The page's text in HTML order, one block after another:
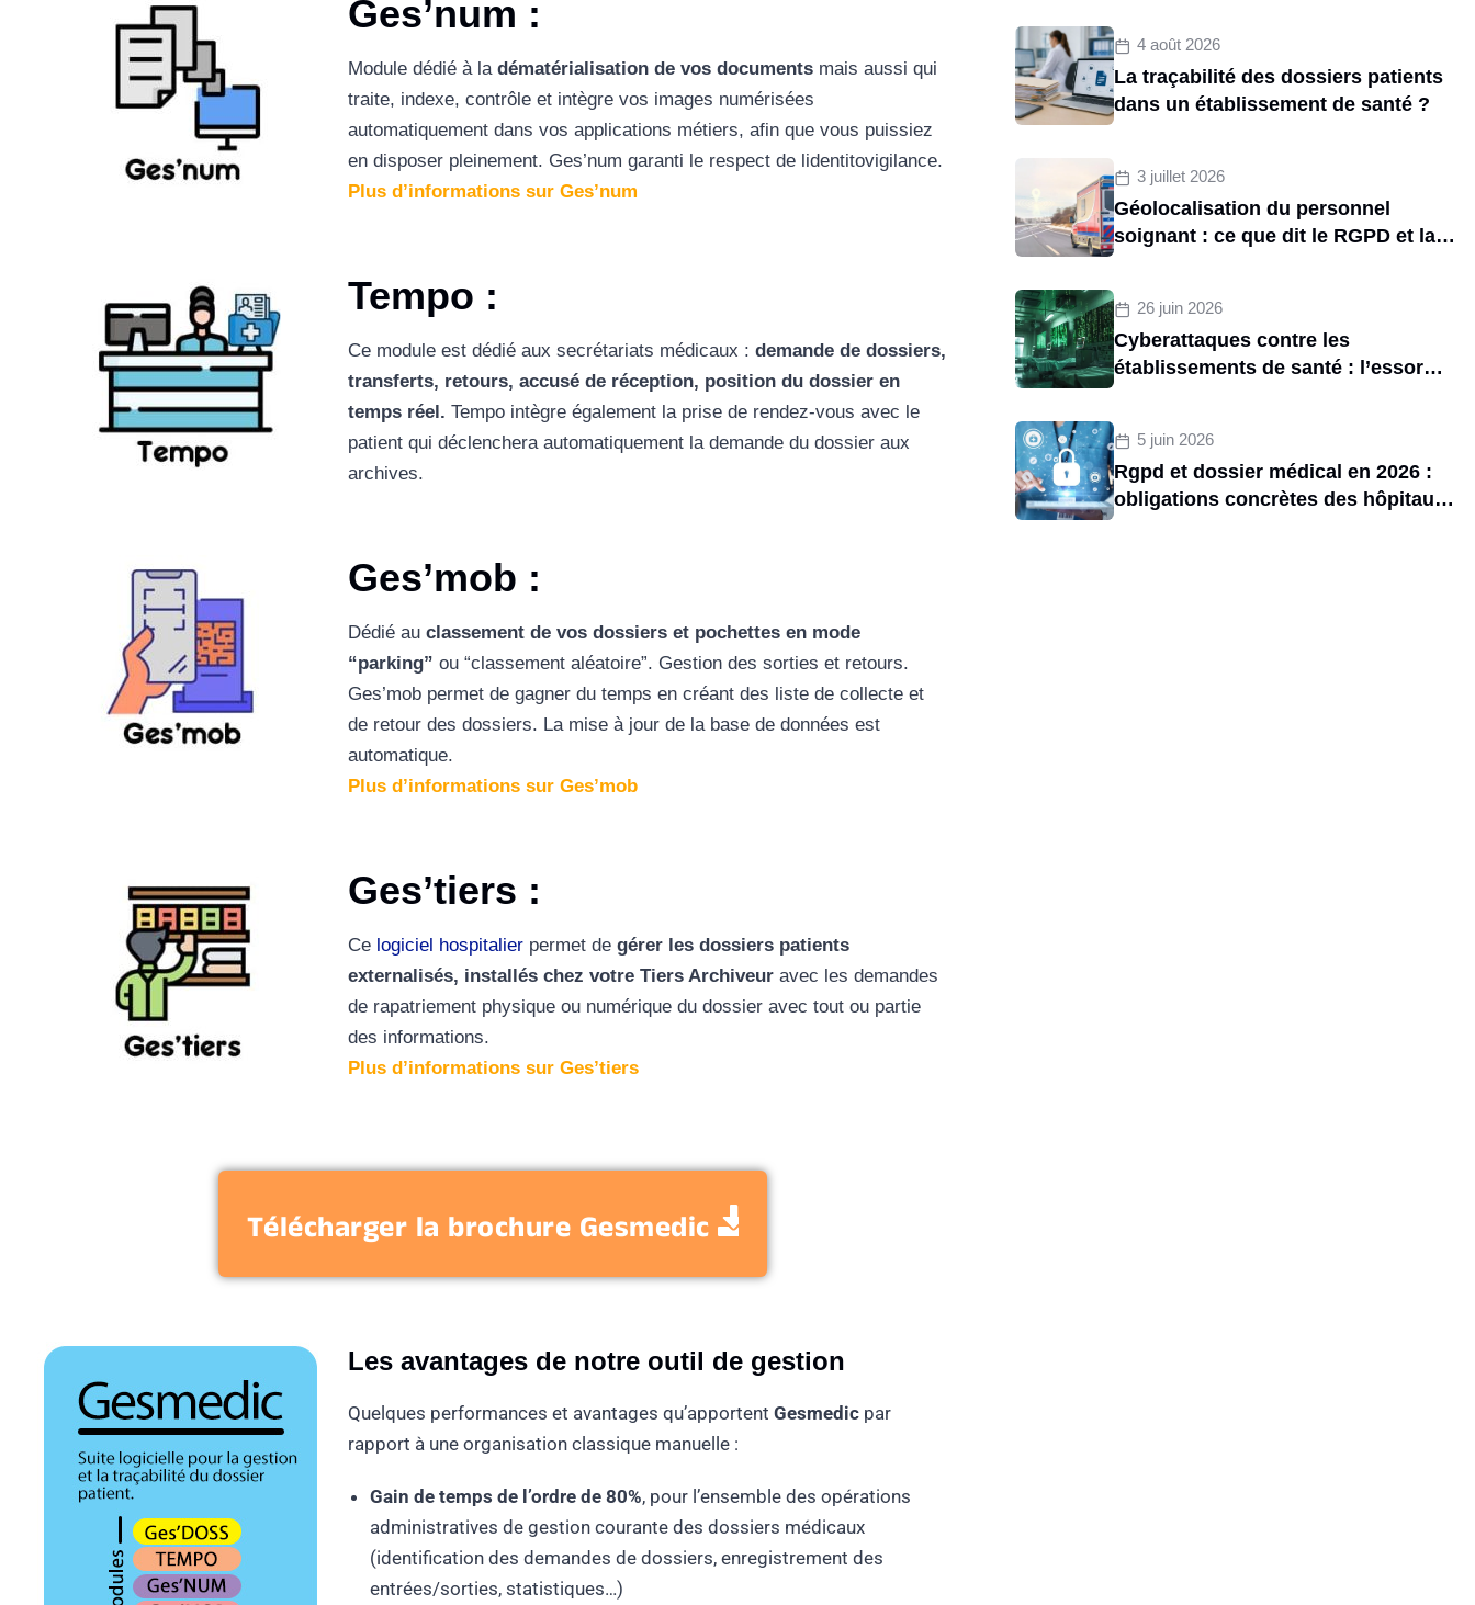
Ges’num :
Module dédié à ladématérialisation de vos documents mais aussi qui
traite, indexe, contrôle et intègre vos images numérisées
automatiquement dans vos applications métiers, afin que vous puissiez
en disposer pleinement. Ges’num garanti le respect de lidentitovigilance.
Plus d’informations sur Ges’num
Tempo :
Ce module est dédié aux secrétariats médicaux :demande de dossiers,
transferts, retours, accusé de réception, position du dossier en
temps réel.Tempo intègre également la prise de rendez-vous avec le
patient qui déclenchera automatiquement la demande du dossier aux
archives.
Ges’mob :
Dédié auclassement de vos dossiers et pochettes en mode
“parking” ou “classement aléatoire”. Gestion des sorties et retours.
Ges’mob permet de gagner du temps en créant des liste de collecte et
de retour des dossiers. La mise à jour de la base de données est
automatique.
Plus d’informations sur Ges’mob
Ges’tiers :
Ce logiciel hospitalier permet degérer les dossiers patients
externalisés, installés chez votre Tiers Archiveur avec les demandes
de rapatriement physique ou numérique du dossier avec tout ou partie
des informations.
Plus d’informations sur Ges’tiers
Télécharger la brochure Gesmedic
Télécharger la brochure Gesmedic
Les avantages de notre outil de gestion
Quelques performances et avantages qu’apportentGesmedic par
rapport à une organisation classique manuelle :
Gain de temps de l’ordre de 80%, pour l’ensemble des opérations
administratives de gestion courante des dossiers médicaux
(identification des demandes de dossiers, enregistrement des
entrées/sorties, statistiques…)
4 août 2026
La traçabilité des dossiers patients
dans un établissement de santé ?
3 juillet 2026
Géolocalisation du personnel
soignant : ce que dit le RGPD et la
26 juin 2026
Cyberattaques contre les
établissements de santé : l’essor
5 juin 2026
Rgpd et dossier médical en 2026 :
obligations concrètes des hôpitaux